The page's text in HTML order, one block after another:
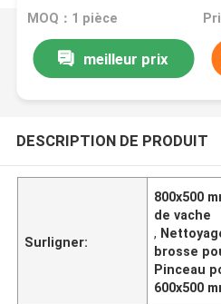
massage du corps des
MOQ：1 pièce
meilleur prix
DESCRIPTION DE PRODUIT
Surligner:
800x500
de vache
,
brosse
Pinceau
600x500